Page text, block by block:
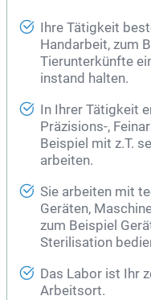
Ihre Tätigkeit
Handarbeit, zum
Tierunterkünfte
instand halten.
In Ihrer Tätigkeit
Präzisions-,
Beispiel mit z.T.
arbeiten.
Sie arbeiten mit
Geräten,
zum Beispiel
Sterilisation
Das Labor ist Ihr
Arbeitsort.